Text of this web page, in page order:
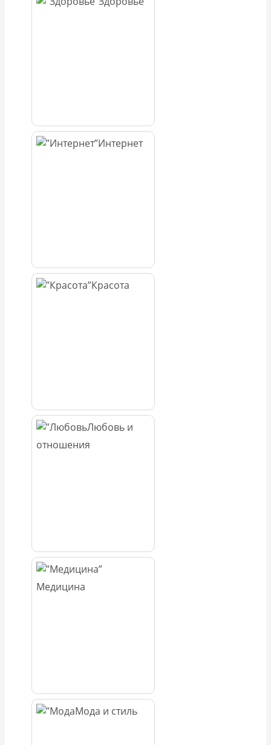
Интернет
Красота
Любовь и
отношения
Медицина
Мода и стиль